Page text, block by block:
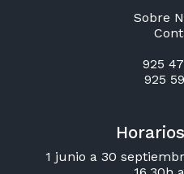
Sobre
925
925
1 junio a 30